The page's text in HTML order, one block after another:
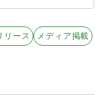
ての年度
リース メディア掲載